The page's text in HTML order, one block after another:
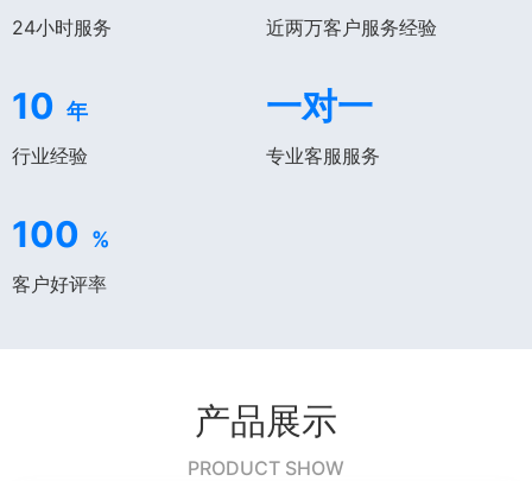
24小时服务 近两万客户服务经验
10 年
行业经验
一对一
专业客服服务
100 %
客户好评率
产品展示
PRODUCT SHOW